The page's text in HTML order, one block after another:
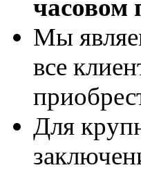
часовом
Мы
все
Для